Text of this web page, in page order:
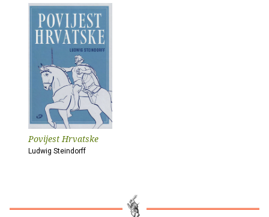
Povijest Hrvatske
Ludwig Steindorff